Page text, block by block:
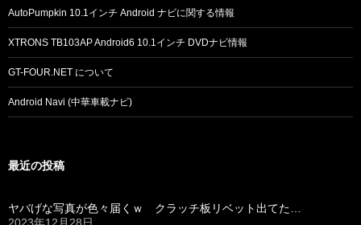
AutoPumpkin 10.1インチ Android ナビに関する情報
XTRONS TB103AP Android6 10.1インチ DVDナビ情報
GT-FOUR.NET について
Android Navi (中華車載ナビ)
最近の投稿
ヤバげな写真が色々届くｗ クラッチ板リベット出てた…